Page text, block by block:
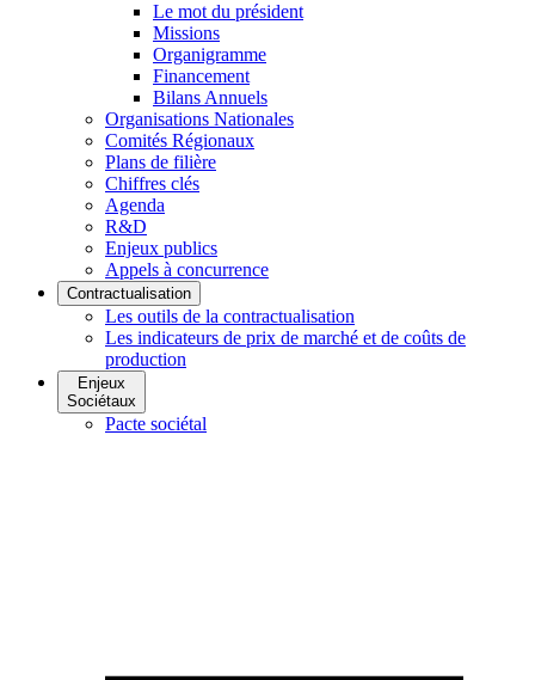
Le mot du président
Missions
Organigramme
Financement
Bilans Annuels
Organisations Nationales
Comités Régionaux
Plans de filière
Chiffres clés
Agenda
R&D
Enjeux publics
Appels à concurrence
Contractualisation
Les outils de la contractualisation
Les indicateurs de prix de marché et de coûts de
production
Enjeux
Sociétaux
Pacte sociétal